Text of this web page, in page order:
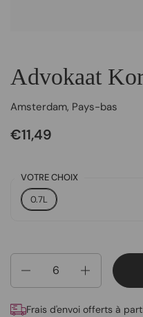
Advokaat
Amsterdam, Pays-bas
€11,49
VOTRE CHOIX
0.7L
Quantité
Frais d'envoi offerts à